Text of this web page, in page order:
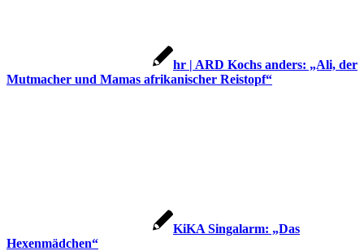
hr | ARD Kochs anders: „Ali, der
Mutmacher und Mamas afrikanischer Reistopf“
KiKA Singalarm: „Das
Hexenmädchen“